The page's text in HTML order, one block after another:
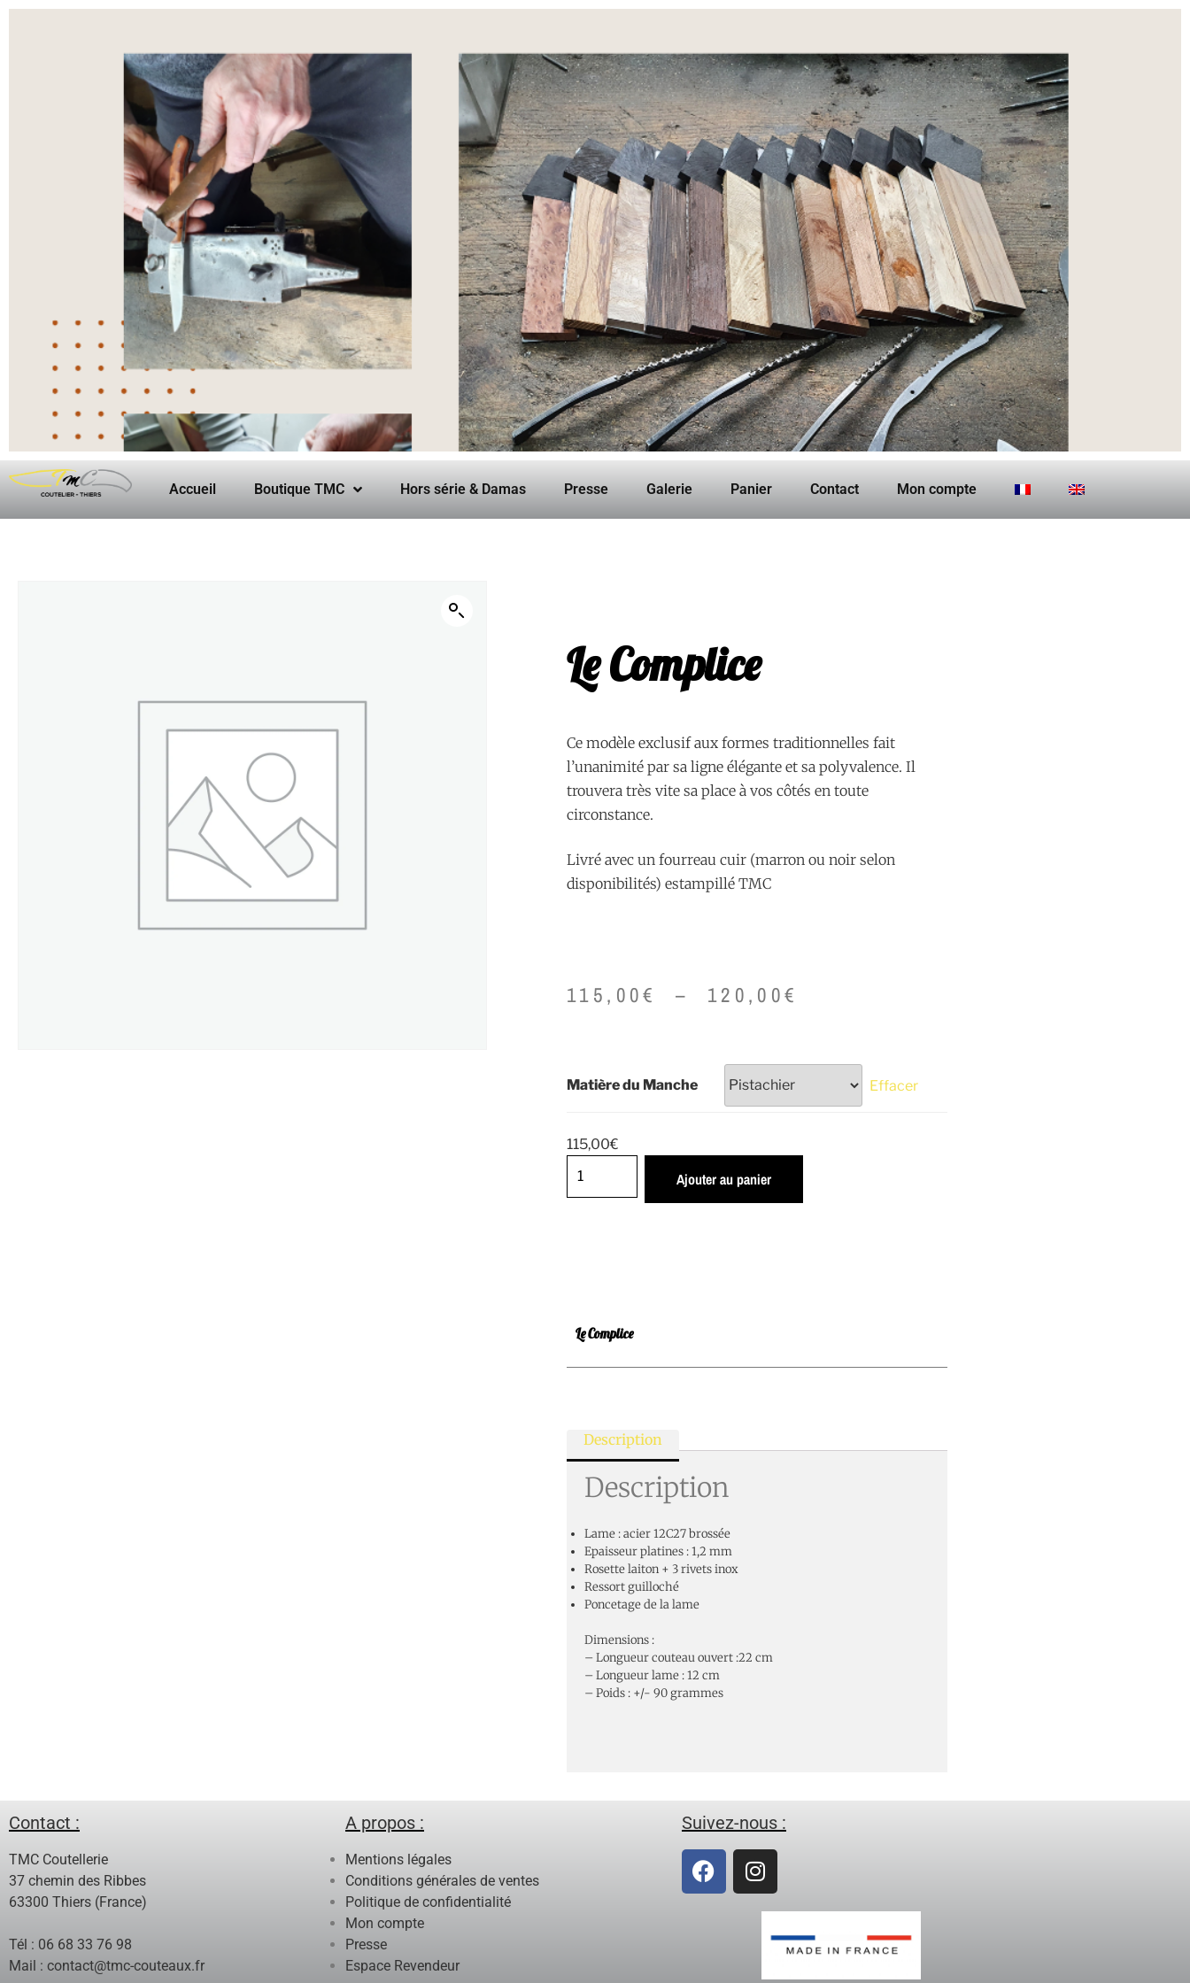
Accueil Boutique TMC Hors série & Damas Presse Galerie Panier Contact Mon compte
Le Complice
Ce modèle exclusif aux formes traditionnelles fait
l’unanimité par sa ligne élégante et sa polyvalence. Il
trouvera très vite sa place à vos côtés en toute
circonstance.
Livré avec un fourreau cuir (marron ou noir selon
disponibilités) estampillé TMC
115,00€ – 120,00€
Matière du Manche Effacer
115,00€
Ajouter au panier
Le Complice
Description
Description
Lame : acier 12C27 brossée
Epaisseur platines : 1,2 mm
Rosette laiton + 3 rivets inox
Ressort guilloché
Poncetage de la lame
Dimensions :
– Longueur couteau ouvert :22 cm
– Longueur lame : 12 cm
– Poids : +/- 90 grammes
Contact :
TMC Coutellerie
37 chemin des Ribbes
63300 Thiers (France)
Tél : 06 68 33 76 98
Mail : contact@tmc-couteaux.fr
A propos :
Mentions légales
Conditions générales de ventes
Politique de confidentialité
Mon compte
Presse
Espace Revendeur
Suivez-nous :